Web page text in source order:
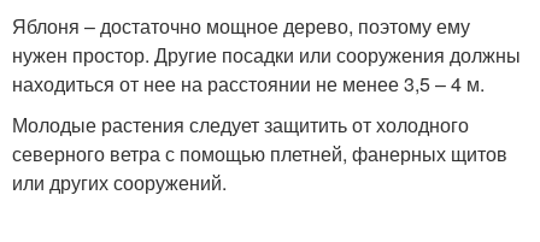
Яблоня – достаточно мощное дерево, поэтому ему
нужен простор. Другие посадки или сооружения должны
находиться от нее на расстоянии не менее 3,5 – 4 м.
Молодые растения следует защитить от холодного
северного ветра с помощью плетней, фанерных щитов
или других сооружений.